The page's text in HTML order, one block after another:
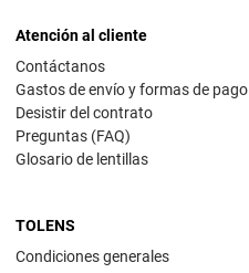
Atención al cliente
Contáctanos
Gastos de envío y formas de pago
Desistir del contrato
Preguntas (FAQ)
Glosario de lentillas
TOLENS
Condiciones generales